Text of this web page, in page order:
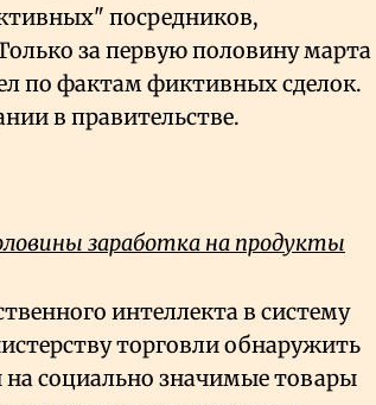
посредников,
за первую половину марта
по фактам фиктивных сделок.
в правительстве.
заработка на продукты
интеллекта в систему
торговли обнаружить
социально значимые товары